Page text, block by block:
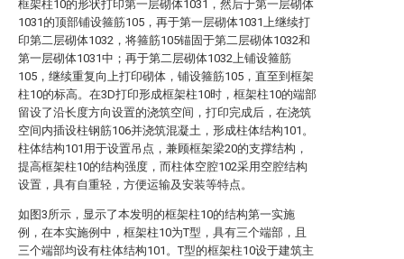
框架柱10的形状打印第一层砌体1031，然后于第一层砌体
1031的顶部铺设箍筋105，再于第一层砌体1031上继续打
印第二层砌体1032，将箍筋105锚固于第二层砌体1032和
第一层砌体1031中；再于第二层砌体1032上铺设箍筋
105，继续重复向上打印砌体，铺设箍筋105，直至到框架
柱10的标高。在3D打印形成框架柱10时，框架柱10的端部
留设了沿长度方向设置的浇筑空间，打印完成后，在浇筑
空间内插设柱钢筋106并浇筑混凝土，形成柱体结构101。
柱体结构101用于设置吊点，兼顾框架梁20的支撑结构，
提高框架柱10的结构强度，而柱体空腔102采用空腔结构
设置，具有自重轻，方便运输及安装等特点。
如图3所示，显示了本发明的框架柱10的结构第一实施
例，在本实施例中，框架柱10为T型，具有三个端部，且
三个端部均设有柱体结构101。T型的框架柱10设于建筑主